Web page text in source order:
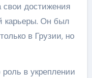
свои достижения
карьеры. Он был
в Грузии, но
в укреплении